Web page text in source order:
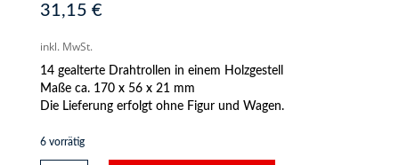
31,15 €
inkl. MwSt.
14 gealterte Drahtrollen in einem Holzgestell
Maße ca. 170 x 56 x 21 mm
Die Lieferung erfolgt ohne Figur und Wagen.
6 vorrätig